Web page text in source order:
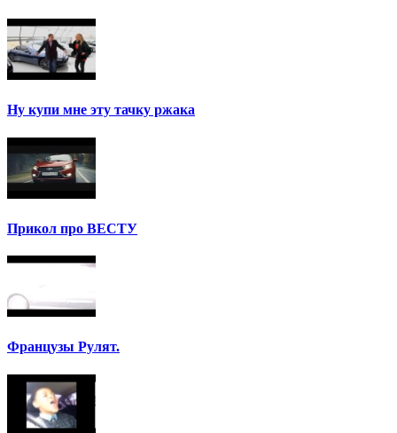
Ну купи мне эту тачку ржака
Прикол про ВЕСТУ
Французы Рулят.